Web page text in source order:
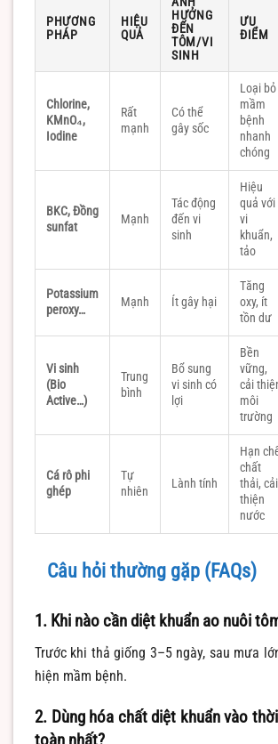
PHƯƠNG
PHÁP
HIỆU
QUẢ
HƯỞNG
ĐẾN
TÔM/VI
SINH
ƯU
ĐIỂM
Chlorine,
KMnO₄,
Iodine
Rất
mạnh
Có thể
gây sốc
Loại bỏ
mầm
bệnh
nhanh
chóng
BKC, Đồng
sunfat
Mạnh
Tác động
đến vi
sinh
Hiệu
quả với
vi
khuẩn,
tảo
Potassium
peroxy…
Mạnh Ít gây hại
Tăng
oxy, ít
tồn dư
Vi sinh
(Bio
Active…)
Trung
bình
Bổ sung
vi sinh có
lợi
Bền
vững,
cải
môi
trường
Cá rô phi
ghép
Tự
nhiên
Lành tính
Hạn
chất
thải, cải
thiện
nước
Câu hỏi thường gặp (FAQs)
1. Khi nào cần diệt khuẩn ao nuôi
Trước khi thả giống 3–5 ngày, sau mưa
hiện mầm bệnh.
2. Dùng hóa chất diệt khuẩn vào